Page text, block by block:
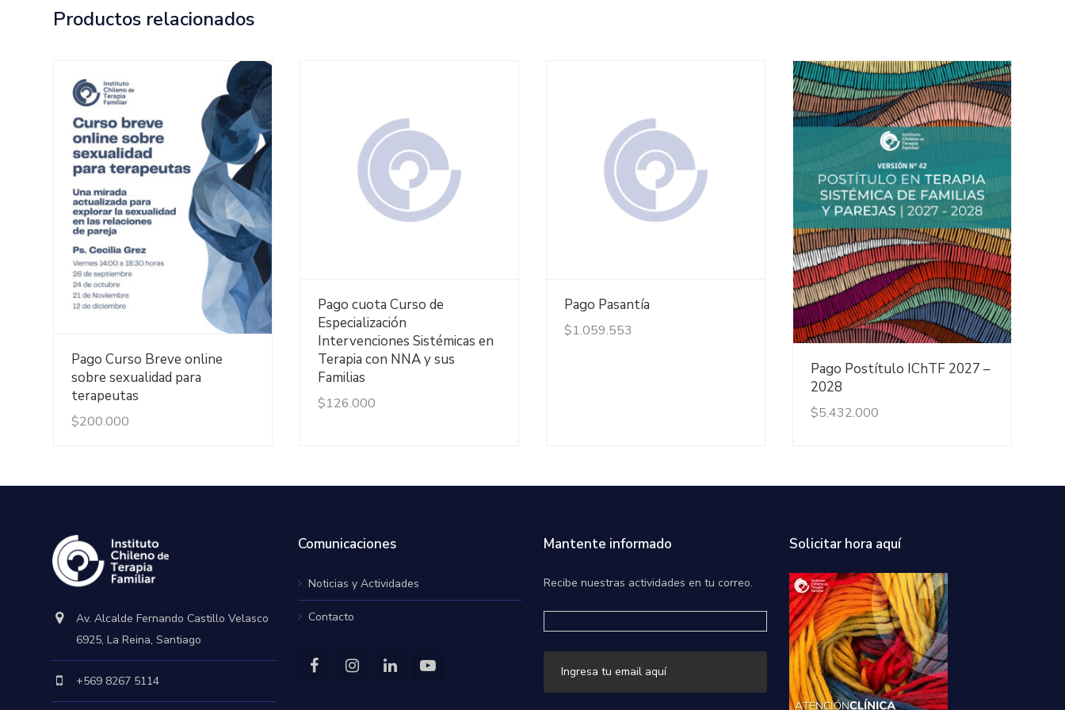
Productos relacionados
Ver Detalles
Pago Curso Breve online
sobre sexualidad para
terapeutas
$200.000
Ver Detalles
Pago cuota Curso de
Especialización
Intervenciones Sistémicas en
Terapia con NNA y sus
Familias
$126.000
Ver Detalles
Pago Pasantía
$1.059.553
Ver Detalles
Pago Postítulo IChTF 2027 –
2028
$5.432.000
Av. Alcalde Fernando Castillo Velasco
6925, La Reina, Santiago
+569 8267 5114
Comunicaciones
Noticias y Actividades
Contacto
Mantente informado
Recibe nuestras actividades en tu correo.
Solicitar hora aquí